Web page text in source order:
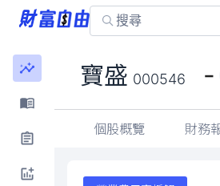
寶盛 000546 -
個股概覽 財務